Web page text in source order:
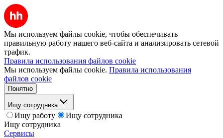
Мы используем файлы cookie, чтобы обеспечивать
правильную работу нашего веб-сайта и анализировать сетевой
трафик.
Правила использования файлов cookie
Мы используем файлы cookie. Правила использования
файлов cookie
Понятно
Ищу сотрудника
Ищу работу
Ищу сотрудника
Ищу сотрудника
Сервисы